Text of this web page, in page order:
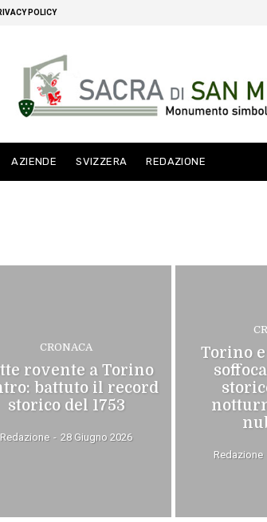
POLICY
AZIENDE SVIZZERA REDAZIONE
CRONACA
rovente a Torino
battuto il record
storico del 1753
Redazione - 28 Giugno 2026
Torino
Redazione